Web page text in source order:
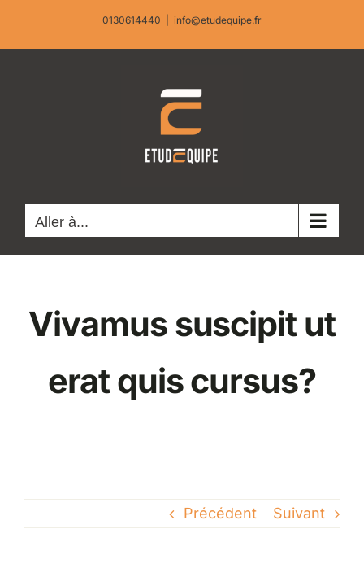
0130614440 info@etudequipe.fr
Aller à...
Vivamus suscipit ut
erat quis cursus?
Précédent Suivant